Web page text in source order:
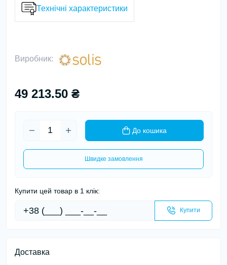
Технічні характеристики
Виробник:
49 213.50 ₴
До кошика
Швидке замовлення
Купити цей товар в 1 клік:
Купити
Доставка